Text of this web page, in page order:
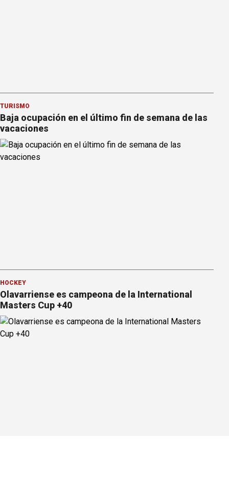
TURISMO
Baja ocupación en el último fin de semana de las
vacaciones
HOCKEY
Olavarriense es campeona de la International
Masters Cup +40